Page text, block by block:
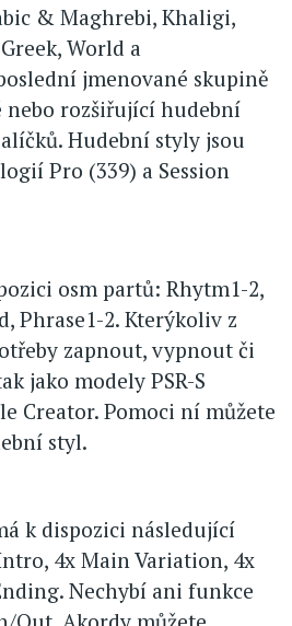
& Maghrebi, Khaligi,
World a
jmenované skupině
nebo rozšiřující hudební
Hudební styly jsou
Pro (339) a Session
osm partů: Rhytm1-2,
Phrase1-2. Kterýkoliv z
zapnout, vypnout či
jako modely PSR-S
Creator. Pomoci ní můžete
styl.
k dispozici následující
4x Main Variation, 4x
Nechybí ani funkce